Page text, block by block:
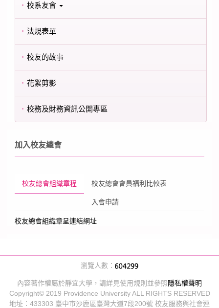
校系友會
法規表單
校友的故事
花絮剪影
校務及財務資訊公開專區
加入校友總會
校友總會組織章程 校友總會會員福利比較表
入會申請
校友總會組織章呈連結網址
瀏覽人數：
內容著作權屬於靜宜大學，請詳見使用規則並參照隱私權聲明
Copyright© 2019 Providence University ALL RIGHTS RESERVED
地址：433303 臺中市沙鹿區臺灣大道7段200號 校友服務與社會連